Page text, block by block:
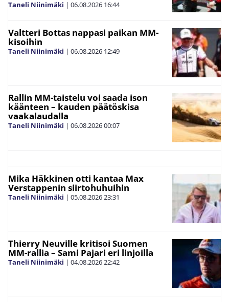
Taneli Niinimäki | 06.08.2026 16:44
Valtteri Bottas nappasi paikan MM-
kisoihin
Taneli Niinimäki | 06.08.2026 12:49
Rallin MM-taistelu voi saada ison
käänteen – kauden päätöskisa
vaakalaudalla
Taneli Niinimäki | 06.08.202600:07
Mika Häkkinen otti kantaa Max
Verstappenin siirtohuhuihin
Taneli Niinimäki | 05.08.202623:31
Thierry Neuville kritisoi Suomen
MM-rallia – Sami Pajari eri linjoilla
Taneli Niinimäki | 04.08.202622:42